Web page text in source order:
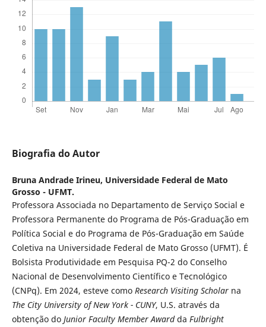
Biografia do Autor
Bruna Andrade Irineu, Universidade Federal de Mato
Grosso - UFMT.
Professora Associada no Departamento de Serviço Social e
Professora Permanente do Programa de Pós-Graduação em
Política Social e do Programa de Pós-Graduação em Saúde
Coletiva na Universidade Federal de Mato Grosso (UFMT). É
Bolsista Produtividade em Pesquisa PQ-2 do Conselho
Nacional de Desenvolvimento Científico e Tecnológico
(CNPq). Em 2024, esteve como Research Visiting Scholarna
The City University of New York - CUNY, U.S. através da
obtenção do Junior Faculty Member Awardda Fulbright